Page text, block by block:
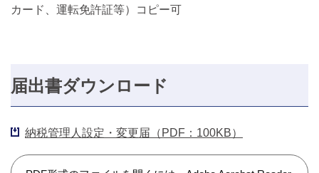
カード、運転免許証等）コピー可
届出書ダウンロード
納税管理人設定・変更届（PDF：100KB）